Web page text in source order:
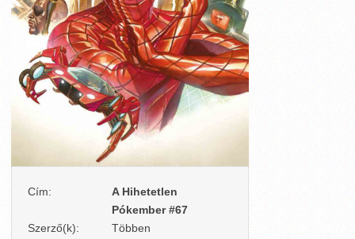
Cím:
A Hihetetlen
Pókember #67
Szerző(k):
Többen